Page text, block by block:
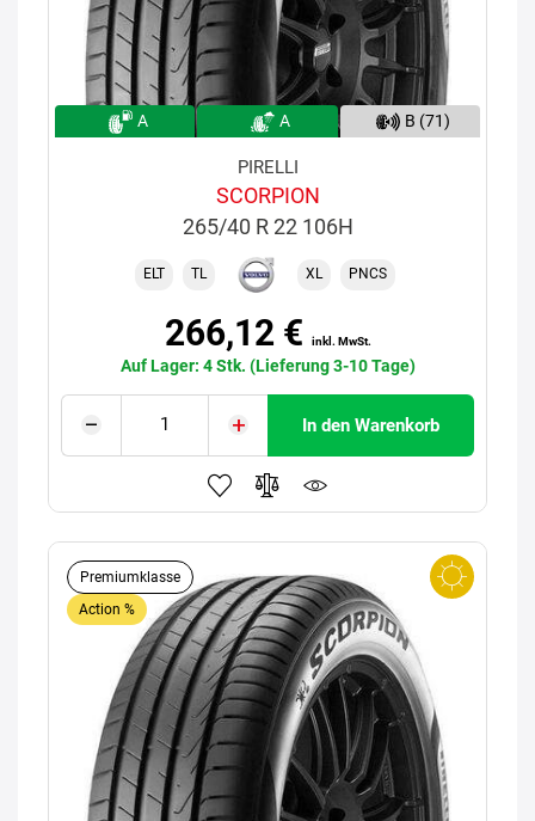
A A B (71)
PIRELLI
SCORPION
265/40 R 22 106H
ELT TL XL PNCS
266,12 € inkl. MwSt.
Auf Lager: 4 Stk. (Lieferung 3-10 Tage)
In den Warenkorb
Premiumklasse
Action %